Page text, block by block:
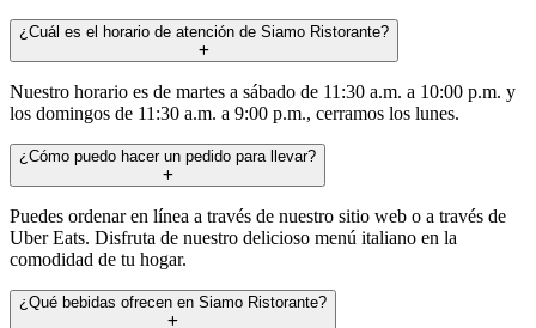
¿Cuál es el horario de atención de Siamo Ristorante?
Nuestro horario es de martes a sábado de 11:30 a.m. a 10:00 p.m. y
los domingos de 11:30 a.m. a 9:00 p.m., cerramos los lunes.
¿Cómo puedo hacer un pedido para llevar?
Puedes ordenar en línea a través de nuestro sitio web o a través de
Uber Eats. Disfruta de nuestro delicioso menú italiano en la
comodidad de tu hogar.
¿Qué bebidas ofrecen en Siamo Ristorante?